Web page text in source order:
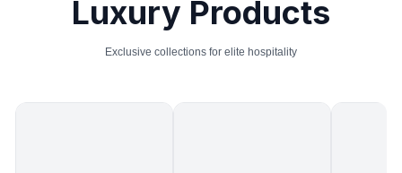
Luxury Products
Exclusive collections for elite hospitality